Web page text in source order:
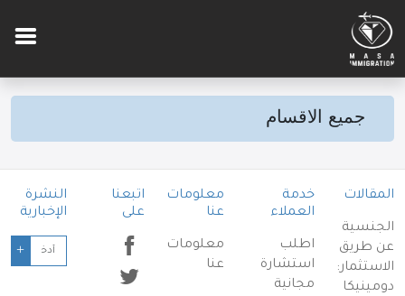
جميع الاقسام
المقالات
الجنسية
عن طريق
الاستثمار:
دومينيكا
خدمة
العملاء
اطلب
استشارة
مجانية
معلومات
عنا
معلومات
عنا
اتبعنا
على
النشرة
الإخبارية
+